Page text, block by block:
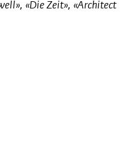
«Die Zeit», «Architect